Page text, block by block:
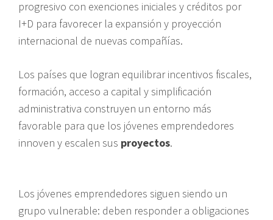
progresivo con exenciones iniciales y créditos por
I+D para favorecer la expansión y proyección
internacional de nuevas compañías.
Los países que logran equilibrar incentivos fiscales,
formación, acceso a capital y simplificación
administrativa construyen un entorno más
favorable para que los jóvenes emprendedores
innoven y escalen sus proyectos.
Los jóvenes emprendedores siguen siendo un
grupo vulnerable: deben responder a obligaciones